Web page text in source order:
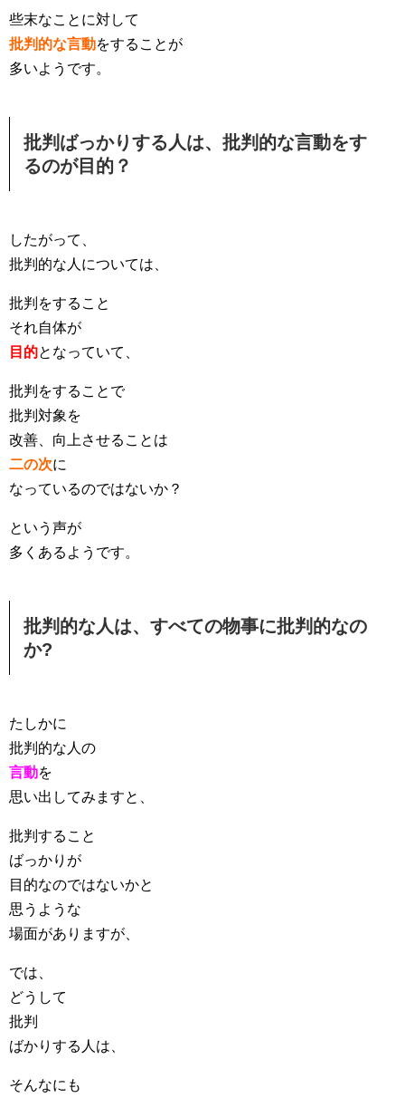
些末なことに対して
批判的な言動をすることが
多いようです。
批判ばっかりする人は、批判的な言動をす
るのが目的？
したがって、
批判的な人については、
批判をすること
それ自体が
目的となっていて、
批判をすることで
批判対象を
改善、向上させることは
二の次に
なっているのではないか？
という声が
多くあるようです。
批判的な人は、すべての物事に批判的なの
か?
たしかに
批判的な人の
言動を
思い出してみますと、
批判すること
ばっかりが
目的なのではないかと
思うような
場面がありますが、
では、
どうして
批判
ばかりする人は、
そんなにも